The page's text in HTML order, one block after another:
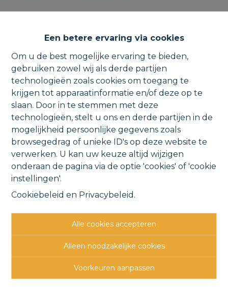
Een betere ervaring via cookies
Om u de best mogelijke ervaring te bieden,
gebruiken zowel wij als derde partijen
technologieën zoals cookies om toegang te
krijgen tot apparaatinformatie en/of deze op te
slaan. Door in te stemmen met deze
technologieën, stelt u ons en derde partijen in de
mogelijkheid persoonlijke gegevens zoals
browsegedrag of unieke ID's op deze website te
verwerken. U kan uw keuze altijd wijzigen
onderaan de pagina via de optie 'cookies' of 'cookie
instellingen'.
Cookiebeleid en Privacybeleid.
Alle cookies accepteren
Alleen noodzakelijke cookies
Voorkeuren aanpassen
Blaasveld | Recente woning met
2 terrassen, garage & parking.
Nieuw-Sloten 41 101, 2830 Blaasveld
VERKOCHT
Vorige Lijst Volgende
Andere interessante
panden